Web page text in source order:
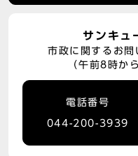
サンキュ
市政に関するお問
（午前8時か
電話番号
044-200-3939